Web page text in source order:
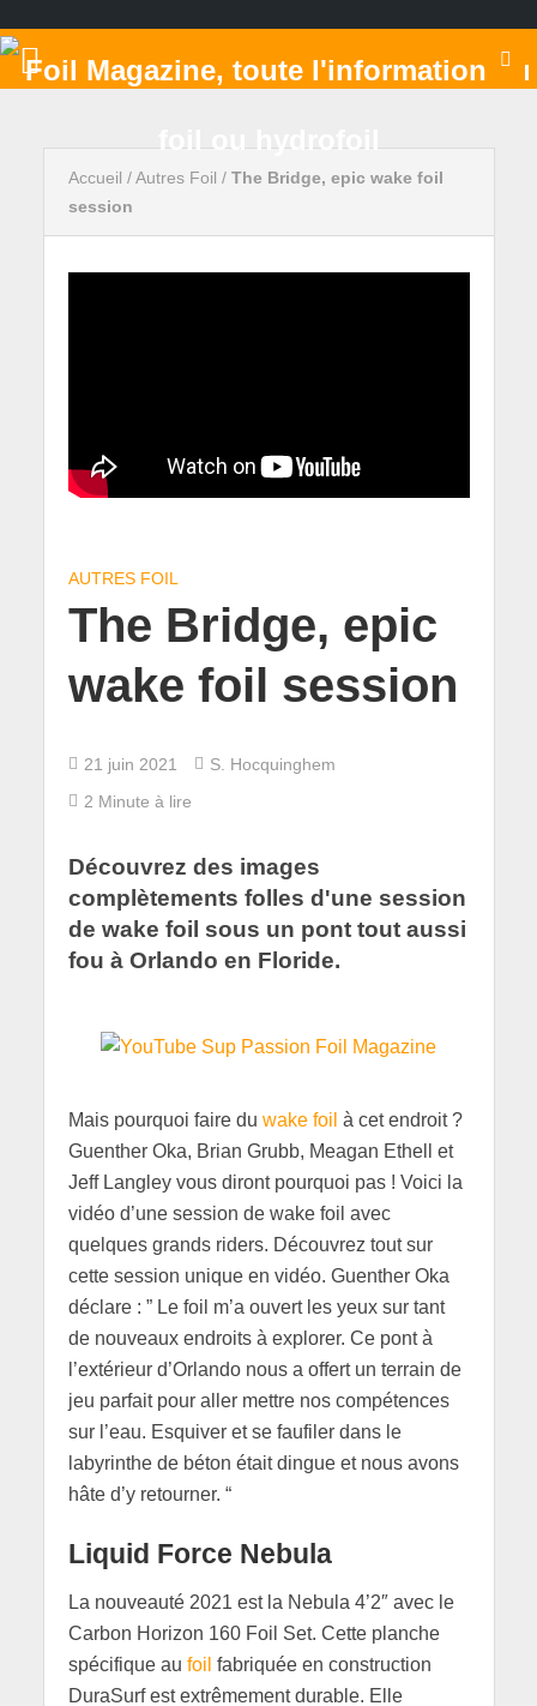
Accueil /Autres Foil / The Bridge, epic wake foil
session
AUTRES FOIL
The Bridge, epic
wake foil session
21 juin 2021
S. Hocquinghem
2 Minute à lire
Découvrez des images
complètements folles d'une session
de wake foil sous un pont tout aussi
fou à Orlando en Floride.
Mais pourquoi faire du wake foil à cet endroit ?
Guenther Oka, Brian Grubb, Meagan Ethell et
Jeff Langley vous diront pourquoi pas ! Voici la
vidéo d’une session de wake foil avec
quelques grands riders. Découvrez tout sur
cette session unique en vidéo. Guenther Oka
déclare : ” Le foil m’a ouvert les yeux sur tant
de nouveaux endroits à explorer. Ce pont à
l’extérieur d’Orlando nous a offert un terrain de
jeu parfait pour aller mettre nos compétences
sur l’eau. Esquiver et se faufiler dans le
labyrinthe de béton était dingue et nous avons
hâte d’y retourner. “
Liquid Force Nebula
La nouveauté 2021 est la Nebula 4’2″ avec le
Carbon Horizon 160 Foil Set. Cette planche
spécifique au foil fabriquée en construction
DuraSurf est extrêmement durable. Elle